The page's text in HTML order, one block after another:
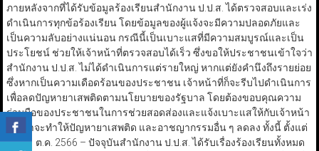
ภายหลังจากที่ได้รับข้อมูลร้องเรียนสำนักงาน ป.ป.ส. ได้ตรวจสอบและเร่ง
ดำเนินการทุกข้อร้องเรียน โดยข้อมูลของผู้แจ้งจะมีความปลอดภัยและ
เป็นความลับอย่างแน่นอน กรณีนี้เป็นเบาะแสที่มีความสมบูรณ์และเป็น
ประโยชน์ ช่วยให้เจ้าหน้าที่ตรวจสอบได้เร็ว ซึ่งขอให้ประชาชนเข้าใจว่า
สำนักงาน ป.ป.ส. ไม่ได้ดำเนินการแต่รายใหญ่ หากแต่ยังคำนึงถึงรายย่อย
ซึ่งหากเป็นความเดือดร้อนของประชาชน เจ้าหน้าที่ก็จะรีบไปดำเนินการ
เพื่อลดปัญหายาเสพติดตามนโยบายของรัฐบาล โดยต้องขอบคุณความ
ร่วมมือของประชาชนในการช่วยสอดส่องและแจ้งเบาะแสให้กับเจ้าหน้า
เชื่อว่าจะทำให้ปัญหายาเสพติด และอาชญากรรมอื่น ๆ ลดลง ทั้งนี้ ตั้งแต่
วันที่ 1 ต.ค. 2566 – ปัจจุบันสำนักงาน ป.ป.ส. ได้รับเรื่องร้องเรียนทั้งหมด